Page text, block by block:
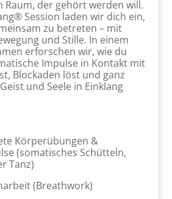
Raum, der gehört werden will.
Session laden wir dich ein,
zu betreten – mit
und Stille. In einem
erforschen wir, wie du
Impulse in Kontakt mit
Blockaden löst und ganz
und Seele in Einklang
Körperübungen &
(somatisches Schütteln,
Tanz)
(Breathwork)